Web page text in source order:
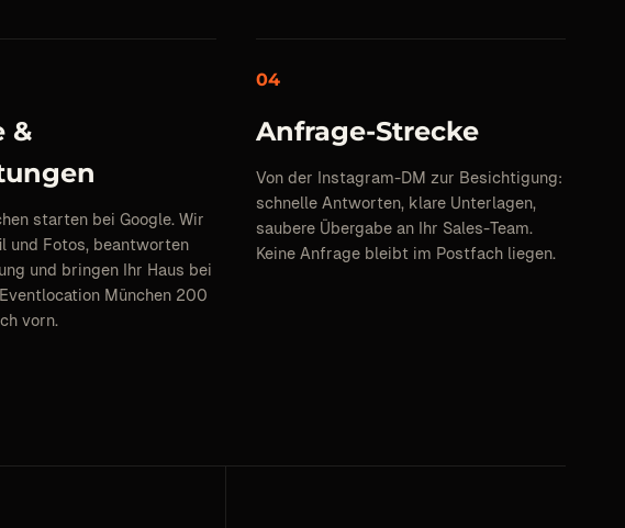
&
starten bei Google. Wir
und Fotos, beantworten
und bringen Ihr Haus bei
München 200
vorn.
04
Anfrage-Strecke
Von der Instagram-DM zur Besichtigung:
schnelle Antworten, klare Unterlagen,
saubere Übergabe an Ihr Sales-Team.
Keine Anfrage bleibt im Postfach liegen.